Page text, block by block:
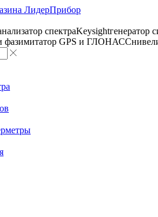
спектраKeysightгенератор
фазимитатор GPS и ГЛОНАСС